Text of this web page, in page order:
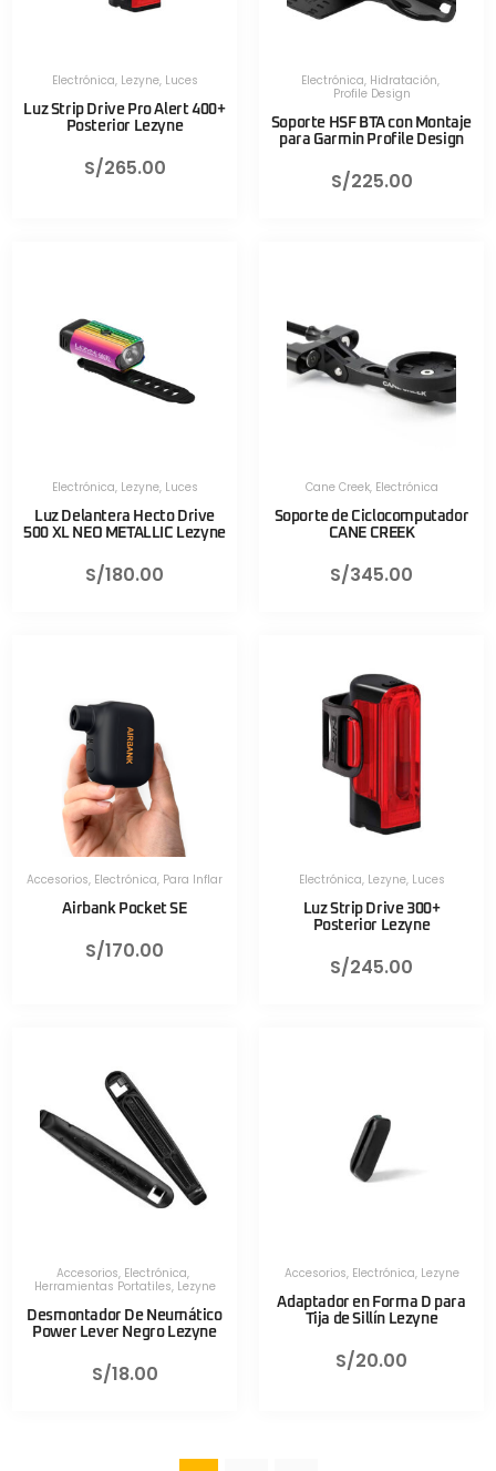
Electrónica, Lezyne, Luces
Luz Strip Drive Pro Alert 400+
Posterior Lezyne
S/265.00
Electrónica, Hidratación,
Profile Design
Soporte HSF BTA con Montaje
para Garmin Profile Design
S/225.00
Electrónica, Lezyne, Luces
Luz Delantera Hecto Drive
500 XL NEO METALLIC Lezyne
S/180.00
Cane Creek, Electrónica
Soporte de Ciclocomputador
CANE CREEK
S/345.00
Accesorios, Electrónica, Para Inflar
Airbank Pocket SE
S/170.00
Electrónica, Lezyne, Luces
Luz Strip Drive 300+
Posterior Lezyne
S/245.00
Accesorios, Electrónica,
Herramientas Portatiles, Lezyne
Desmontador De Neumático
Power Lever Negro Lezyne
S/18.00
Accesorios, Electrónica, Lezyne
Adaptador en Forma D para
Tija de Sillín Lezyne
S/20.00